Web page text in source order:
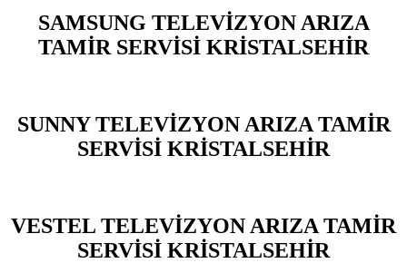
SAMSUNG TELEVİZYON ARIZA
TAMİR SERVİSİ KRİSTALSEHİR
SUNNY TELEVİZYON ARIZA TAMİR
SERVİSİ KRİSTALSEHİR
VESTEL TELEVİZYON ARIZA TAMİR
SERVİSİ KRİSTALSEHİR